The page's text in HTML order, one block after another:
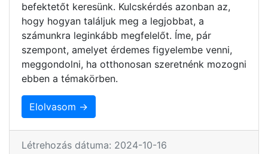
befektetőt keresünk. Kulcskérdés azonban az,
hogy hogyan találjuk meg a legjobbat, a
számunkra leginkább megfelelőt. Íme, pár
szempont, amelyet érdemes figyelembe venni,
meggondolni, ha otthonosan szeretnénk mozogni
ebben a témakörben.
Elolvasom →
Létrehozás dátuma: 2024-10-16